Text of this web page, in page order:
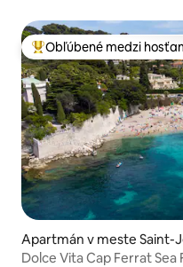
Najobľúbenejšie medzi
Obľúbené medzi
Apartmán v meste Saint-
Dolce Vita Cap Ferrat Sea